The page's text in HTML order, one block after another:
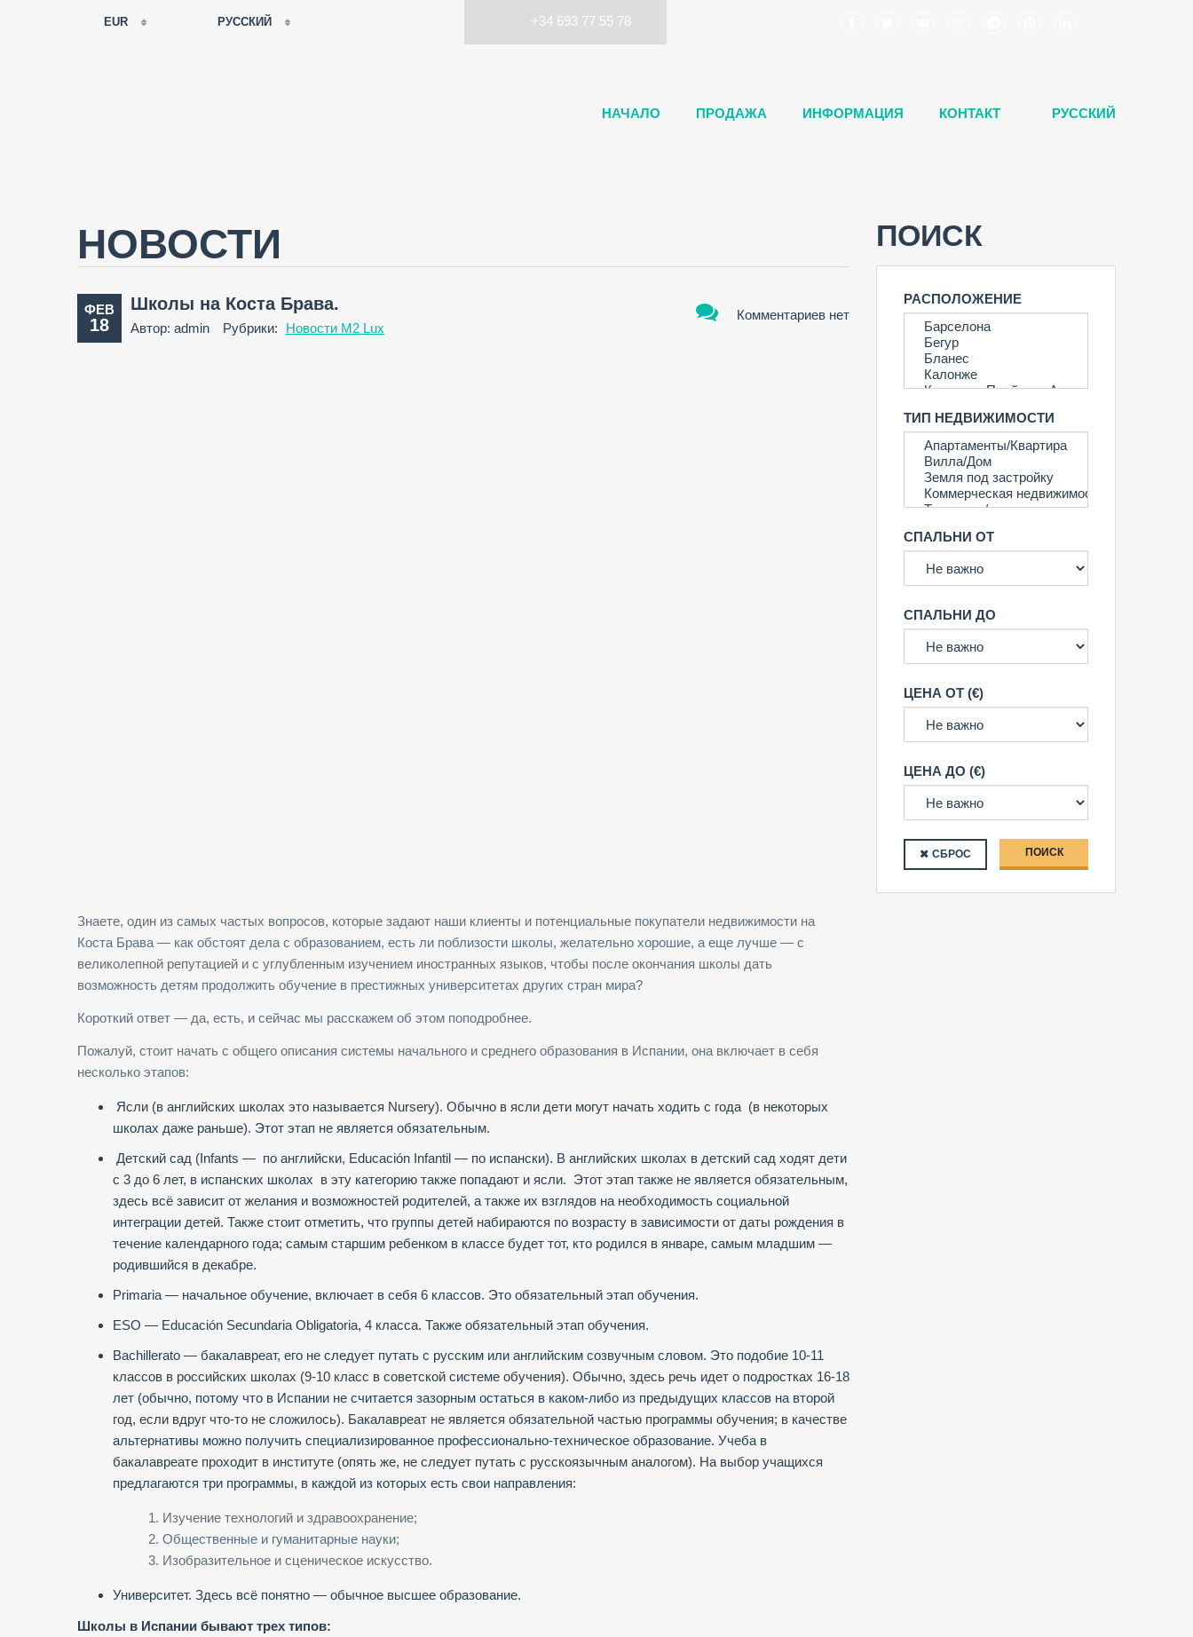
EUR РУССКИЙ +34 693 77 55 78
НАЧАЛО ПРОДАЖА ИНФОРМАЦИЯ КОНТАКТ РУССКИЙ
НОВОСТИ
ФЕВ
18
Комментариев нет
Школы на Коста Брава.
Автор: admin Рубрики: Новости M2 Lux
Знаете, один из самых частых вопросов, которые задают наши клиенты и потенциальные покупатели недвижимости на
Коста Брава — как обстоят дела с образованием, есть ли поблизости школы, желательно хорошие, а еще лучше — с
великолепной репутацией и с углубленным изучением иностранных языков, чтобы после окончания школы дать
возможность детям продолжить обучение в престижных университетах других стран мира?
Короткий ответ — да, есть, и сейчас мы расскажем об этом поподробнее.
Пожалуй, стоит начать с общего описания системы начального и среднего образования в Испании, она включает в себя
несколько этапов:
Ясли (в английских школах это называется Nursery). Обычно в ясли дети могут начать ходить с года (в некоторых
школах даже раньше). Этот этап не является обязательным.
Детский сад (Infants — по английски, Educación Infantil — по испански). В английских школах в детский сад ходят дети
с 3 до 6 лет, в испанских школах в эту категорию также попадают и ясли. Этот этап также не является обязательным,
здесь всё зависит от желания и возможностей родителей, а также их взглядов на необходимость социальной
интеграции детей. Также стоит отметить, что группы детей набираются по возрасту в зависимости от даты рождения в
течение календарного года; самым старшим ребенком в классе будет тот, кто родился в январе, самым младшим —
родившийся в декабре.
Primaria — начальное обучение, включает в себя 6 классов. Это обязательный этап обучения.
ESO — Educación Secundaria Obligatoria, 4 класса. Также обязательный этап обучения.
Bachillerato — бакалавреат, его не следует путать с русским или английским созвучным словом. Это подобие 10-11
классов в российских школах (9-10 класс в советской системе обучения). Обычно, здесь речь идет о подростках 16-18
лет (обычно, потому что в Испании не считается зазорным остаться в каком-либо из предыдущих классов на второй
год, если вдруг что-то не сложилось). Бакалавреат не является обязательной частью программы обучения; в качестве
альтернативы можно получить специализированное профессионально-техническое образование. Учеба в
бакалавреате проходит в институте (опять же, не следует путать с русскоязычным аналогом). На выбор учащихся
предлагаются три программы, в каждой из которых есть свои направления:
1. Изучение технологий и здравоохранение;
2. Общественные и гуманитарные науки;
3. Изобразительное и сценическое искусство.
Университет. Здесь всё понятно — обычное высшее образование.
Школы в Испании бывают трех типов:
ПОИСК
РАСПОЛОЖЕНИЕ
ТИП НЕДВИЖИМОСТИ
СПАЛЬНИ ОТ
СПАЛЬНИ ДО
ЦЕНА ОТ (€)
ЦЕНА ДО (€)
СБРОС ПОИСК